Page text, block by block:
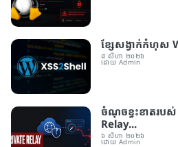
ខ្សែសង្វាក់​កំហុស
៨ សីហា ២០២៦
ដោយ Admin
ចំណុចខ្វះខាត​រប
Relay...
៦ សីហា ២០២៦
ដោយ Admin